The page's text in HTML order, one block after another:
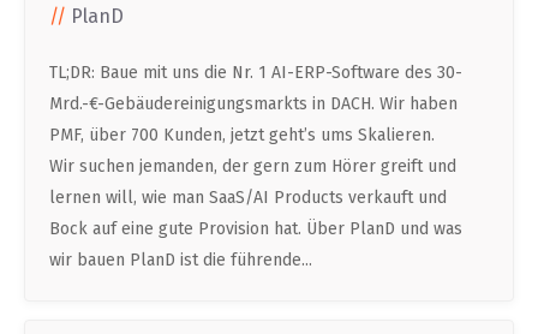
PlanD
TL;DR: Baue mit uns die Nr. 1 AI-ERP-Software des 30-
Mrd.-€-Gebäudereinigungsmarkts in DACH. Wir haben
PMF, über 700 Kunden, jetzt geht’s ums Skalieren.
Wir suchen jemanden, der gern zum Hörer greift und
lernen will, wie man SaaS/AI Products verkauft und
Bock auf eine gute Provision hat. Über PlanD und was
wir bauen PlanD ist die führende...